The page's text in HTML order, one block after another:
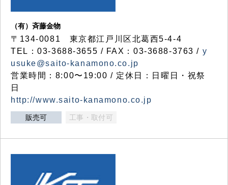
（有）斉藤金物
〒134-0081 東京都江戸川区北葛西5-4-4
TEL：03-3688-3655 / FAX：03-3688-3763 / y
usuke@saito-kanamono.co.jp
営業時間：8:00〜19:00 / 定休日：日曜日・祝祭
日
http://www.saito-kanamono.co.jp
販売可 工事・取付可